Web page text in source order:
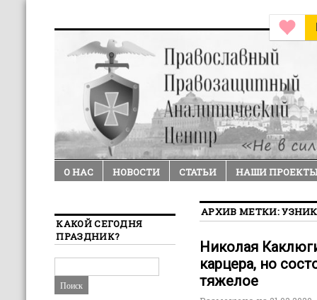
О НАС НОВОСТИ СТАТЬИ НАШИ
АРХИВ МЕТКИ:
Николая
карцера, но
тяжелое
КАКОЙ СЕГОДНЯ
ПРАЗДНИК?